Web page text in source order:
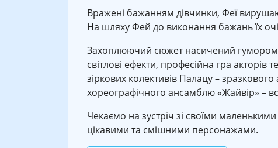
Вражені бажанням дівчинки, Феї
На шляху Фей до виконання бажань їх
Захоплюючий сюжет насичений гумором,
світлові ефекти, професійна гра акторів
зіркових колективів Палацу –
хореографічного ансамблю «Жайвір» –
Чекаємо на зустріч зі своїми
цікавими та смішними персонажами.